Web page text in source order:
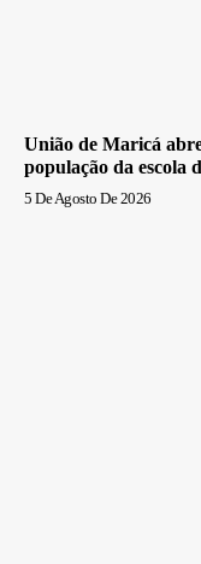
União de Maricá
população da escola
5 De Agosto De 2026